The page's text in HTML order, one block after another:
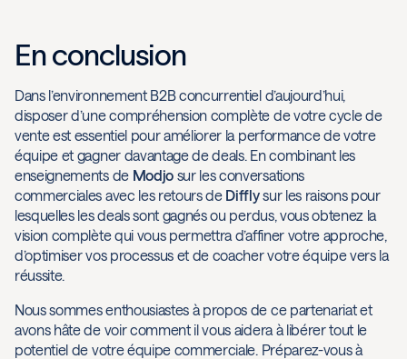
En conclusion
Dans l’environnement B2B concurrentiel d’aujourd’hui,
disposer d’une compréhension complète de votre cycle de
vente est essentiel pour améliorer la performance de votre
équipe et gagner davantage de deals. En combinant les
enseignements de Modjosur les conversations
commerciales avec les retours de Difflysur les raisons pour
lesquelles les deals sont gagnés ou perdus, vous obtenez la
vision complète qui vous permettra d’affiner votre approche,
d’optimiser vos processus et de coacher votre équipe vers la
réussite.
Nous sommes enthousiastes à propos de ce partenariat et
avons hâte de voir comment il vous aidera à libérer tout le
potentiel de votre équipe commerciale. Préparez-vous à